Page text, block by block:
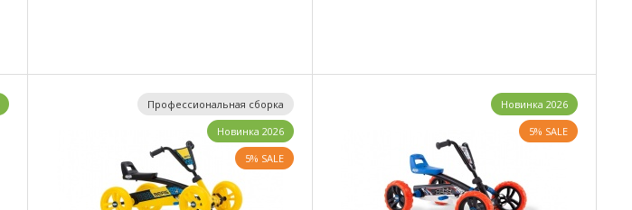
Профессиональная сборка
Новинка 2026
5% SALE
Новинка 2026
5% SALE